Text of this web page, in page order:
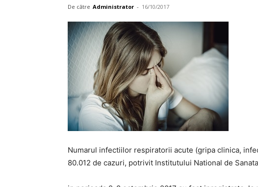
De către Administrator - 16/10/2017
Numarul infectiilor respiratorii acute (gripa clinica,
80.012 de cazuri, potrivit Institutului National de